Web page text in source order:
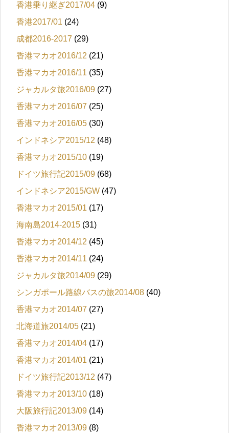
香港乗り継ぎ2017/04 (9)
香港2017/01 (24)
成都2016-2017 (29)
香港マカオ2016/12 (21)
香港マカオ2016/11 (35)
ジャカルタ旅2016/09 (27)
香港マカオ2016/07 (25)
香港マカオ2016/05 (30)
インドネシア2015/12 (48)
香港マカオ2015/10 (19)
ドイツ旅行記2015/09 (68)
インドネシア2015/GW (47)
香港マカオ2015/01 (17)
海南島2014-2015 (31)
香港マカオ2014/12 (45)
香港マカオ2014/11 (24)
ジャカルタ旅2014/09 (29)
シンガポール路線バスの旅2014/08 (40)
香港マカオ2014/07 (27)
北海道旅2014/05 (21)
香港マカオ2014/04 (17)
香港マカオ2014/01 (21)
ドイツ旅行記2013/12 (47)
香港マカオ2013/10 (18)
大阪旅行記2013/09 (14)
香港マカオ2013/09 (8)